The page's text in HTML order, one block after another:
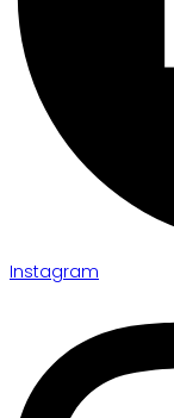
Instagram